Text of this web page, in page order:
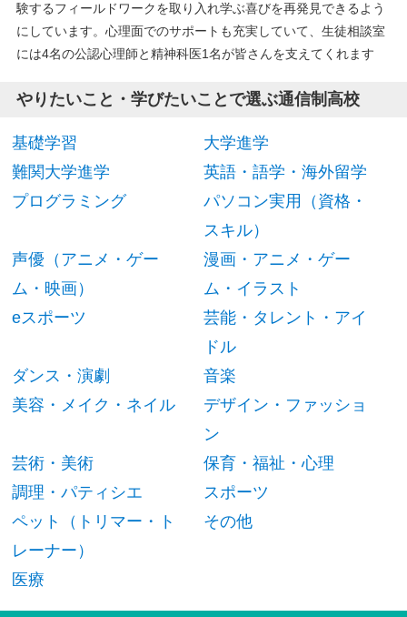
験するフィールドワークを取り入れ学ぶ喜びを再発見できるよう
にしています。心理面でのサポートも充実していて、生徒相談室
には4名の公認心理師と精神科医1名が皆さんを支えてくれます
やりたいこと・学びたいことで選ぶ通信制高校
基礎学習
大学進学
難関大学進学
英語・語学・海外留学
プログラミング
パソコン実用（資格・
スキル）
声優（アニメ・ゲー
ム・映画）
漫画・アニメ・ゲー
ム・イラスト
eスポーツ
芸能・タレント・アイ
ドル
ダンス・演劇
音楽
美容・メイク・ネイル
デザイン・ファッショ
ン
芸術・美術
保育・福祉・心理
調理・パティシエ
スポーツ
ペット（トリマー・ト
レーナー）
その他
医療